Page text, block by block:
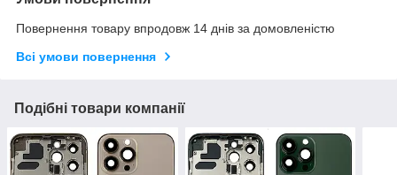
Повернення товару впродовж 14 днів за домовленістю
Всі умови повернення
Подібні товари компанії